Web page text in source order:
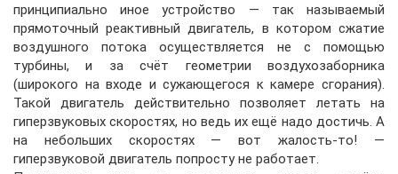
принципиально иное устройство — так называемый
прямоточный реактивный двигатель, в котором сжатие
воздушного потока осуществляется не с помощью
турбины, и за счёт геометрии воздухозаборника
(широкого на входе и сужающегося к камере сгорания).
Такой двигатель действительно позволяет летать на
гиперзвуковых скоростях, но ведь их ещё надо достичь. А
на небольших скоростях — вот жалость-то! —
гиперзвуковой двигатель попросту не работает.